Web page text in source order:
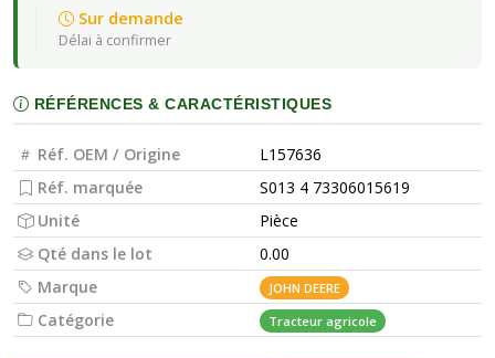
Sur demande
Délai à confirmer
RÉFÉRENCES & CARACTÉRISTIQUES
Réf. OEM / Origine
L157636
Réf. marquée
S013 4 73306015619
Unité
Pièce
Qté dans le lot
0.00
Marque
JOHN DEERE
Catégorie Tracteur agricole